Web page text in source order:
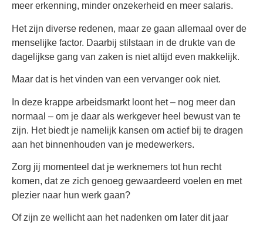
meer erkenning, minder onzekerheid en meer salaris.
Het zijn diverse redenen, maar ze gaan allemaal over de
menselijke factor. Daarbij stilstaan in de drukte van de
dagelijkse gang van zaken is niet altijd even makkelijk.
Maar dat is het vinden van een vervanger ook niet.
In deze krappe arbeidsmarkt loont het – nog meer dan
normaal – om je daar als werkgever heel bewust van te
zijn. Het biedt je namelijk kansen om actief bij te dragen
aan het binnenhouden van je medewerkers.
Zorg jij momenteel dat je werknemers tot hun recht
komen, dat ze zich genoeg gewaardeerd voelen en met
plezier naar hun werk gaan?
Of zijn ze wellicht aan het nadenken om later dit jaar